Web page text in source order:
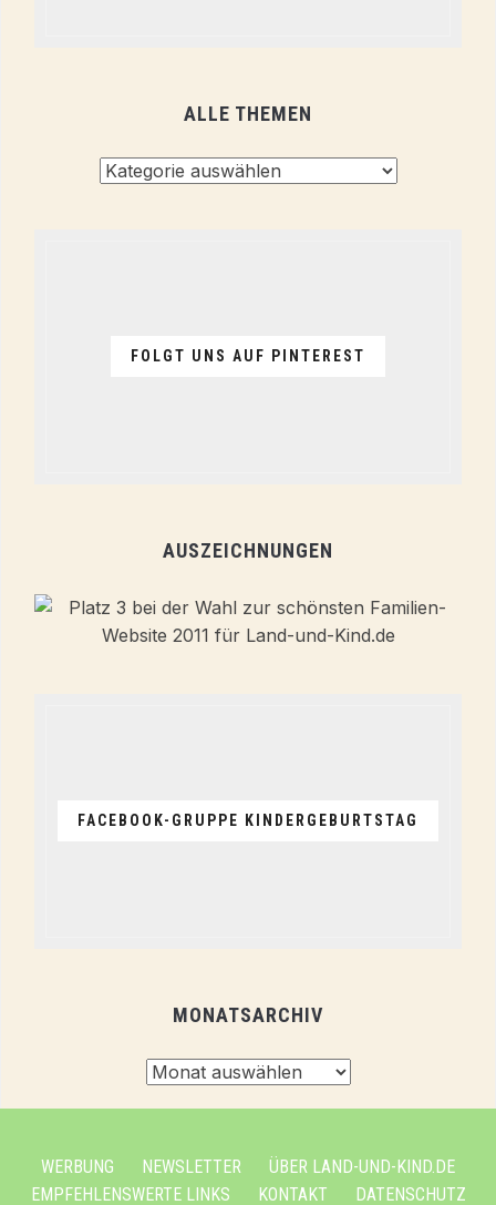
ALLE THEMEN
FOLGT UNS AUF PINTEREST
AUSZEICHNUNGEN
FACEBOOK-GRUPPE KINDERGEBURTSTAG
MONATSARCHIV
WERBUNG NEWSLETTER
ÜBER LAND-UND-KIND.DE
EMPFEHLENSWERTE LINKS
KONTAKT DATENSCHUTZ